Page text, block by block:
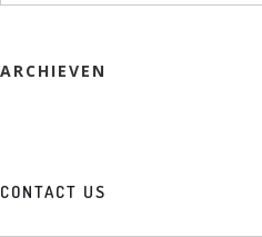
ARCHIEVEN
CONTACT US